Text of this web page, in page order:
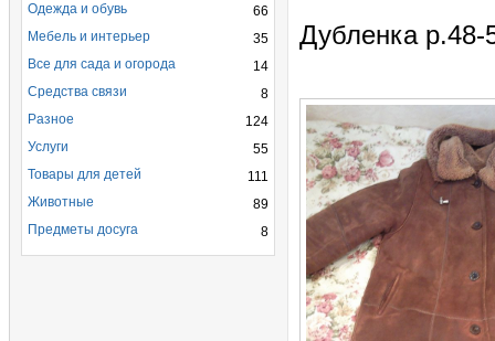
Дубленка р.48-
66
Одежда и обувь
35
Мебель и интерьер
14
Все для сада и огорода
8
Средства связи
124
Разное
55
Услуги
111
Товары для детей
89
Животные
8
Предметы досуга